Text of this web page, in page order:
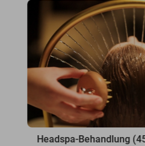
Headspa-Behandlung